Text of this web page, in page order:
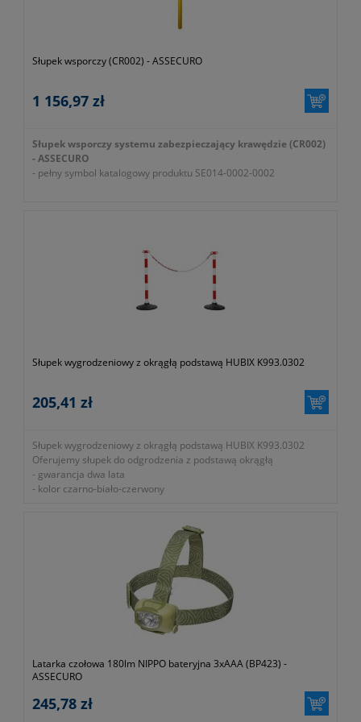
Słupek wsporczy (CR002) - ASSECURO
1 156,97 zł
Słupek wsporczy systemu zabezpieczający krawędzie (CR002)
- ASSECURO
- pełny symbol katalogowy produktu SE014-0002-0002
Słupek wygrodzeniowy z okrągłą podstawą HUBIX K993.0302
205,41 zł
Słupek wygrodzeniowy z okrągłą podstawą HUBIX K993.0302
Oferujemy słupek do odgrodzenia z podstawą okrągłą
- gwarancja dwa lata
- kolor czarno-biało-czerwony
Latarka czołowa 180lm NIPPO bateryjna 3xAAA (BP423) -
ASSECURO
245,78 zł